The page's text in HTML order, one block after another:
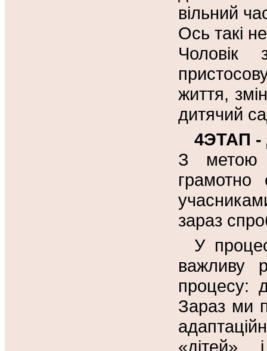
вільний
Ось такі
Чоловік
життя,
дитячий
4ЭТАП -
З метою
грамотно
зараз
У
важливу
процесу:
Зараз ми
«дітей»